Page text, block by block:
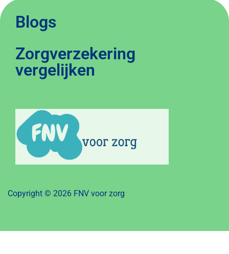
Blogs
Zorgverzekering
vergelijken
Copyright © 2026 FNV voor zorg